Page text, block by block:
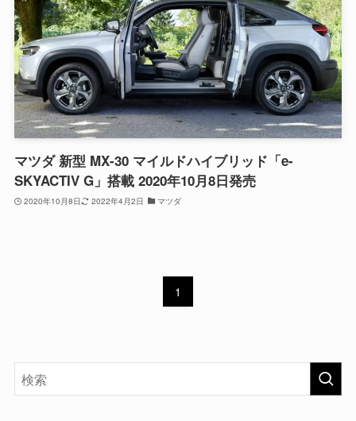
マツダ 新型 MX-30 マイルドハイブリッド「e-
SKYACTIV G」搭載 2020年10月8日発売
2020年10月8日 2022年4月2日 マツダ
1